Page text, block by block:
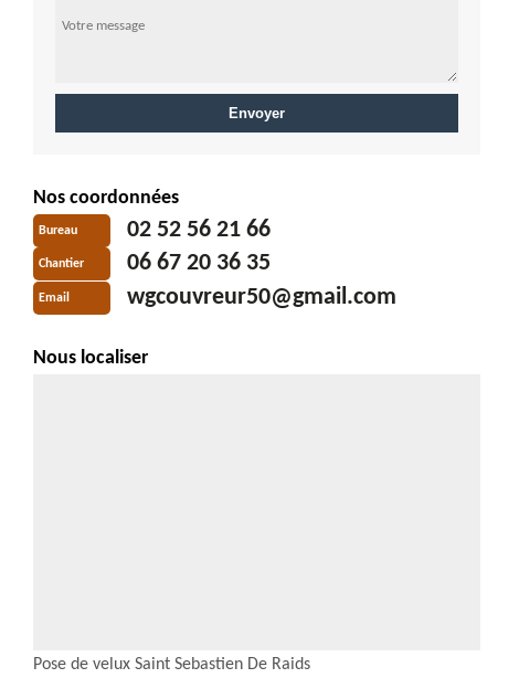
Nos coordonnées
Bureau 02 52 56 21 66
Chantier 06 67 20 36 35
Email wgcouvreur50@gmail.com
Nous localiser
Pose de velux Saint Sebastien De Raids